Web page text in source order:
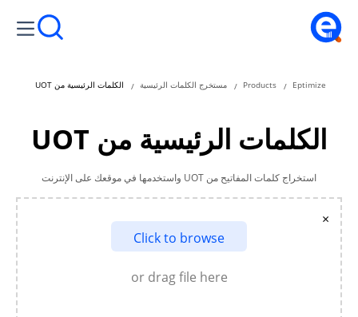
Eptimize
Products مستخرج الكلمات الرئيسية الكلمات الرئيسية من UOT
الكلمات الرئيسية من UOT
استخراج كلمات المفاتيح من UOT واستخدمها في موقعك على الإنترنت
Click to browse
or drag file here
×